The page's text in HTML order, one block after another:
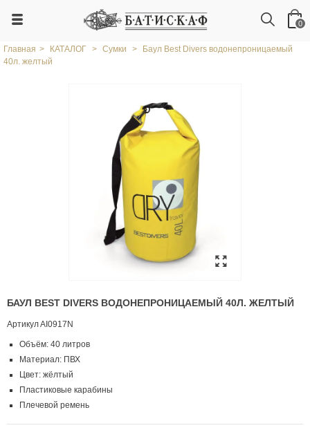
0
Главная > КАТАЛОГ > Сумки >
Баул Best Divers водонепроницаемый
40л. желтый
БАУЛ BEST DIVERS ВОДОНЕПРОНИЦАЕМЫЙ 40Л. ЖЕЛТЫЙ
АртикулAI0917N
Объём: 40 литров
Материал: ПВХ
Цвет: жёлтый
Пластиковые карабины
Плечевой ремень